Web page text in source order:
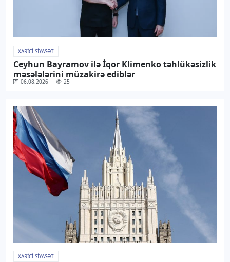
XARICI SIYASƏT
Ceyhun Bayramov ilə İqor Klimenko təhlükəsizlik
məsələlərini müzakirə ediblər
06.08.2026 25
XARICI SIYASƏT